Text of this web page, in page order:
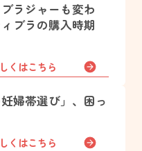
ラジャーも変わ
ブラの購入時期
くはこちら
妊婦帯選び」、困っ
くはこちら